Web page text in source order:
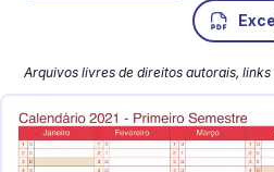
Arquivos livres de direitos autorais,